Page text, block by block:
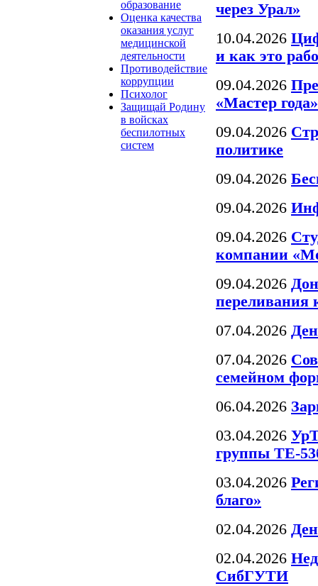
образование
Оценка качества
оказания услуг
медицинской
деятельности
Противодействие
коррупции
Психолог
Защищай Родину
в войсках
беспилотных
систем
через Урал»
10.04.2026
и как это
09.04.2026
«Мастер года»
09.04.2026
политике
09.04.2026
09.04.2026
09.04.2026
компании
09.04.2026
переливания
07.04.2026
07.04.2026
семейном
06.04.2026
03.04.2026
группы ТЕ-
03.04.2026
благо»
02.04.2026
02.04.2026
СибГУТИ